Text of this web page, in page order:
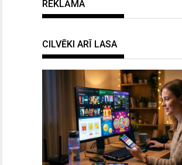
REKLĀMA
CILVĒKI ARĪ LASA